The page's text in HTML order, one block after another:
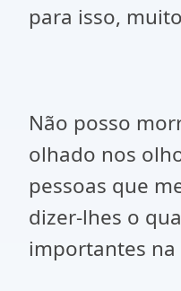
para isso,
Não posso
olhado nos
pessoas que
dizer-lhes o
importantes